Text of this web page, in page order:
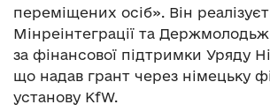
переміщених осіб». Він
Мінреінтеграції та
за фінансової підтримки Уряду
що надав грант через німецьку
установу KfW.